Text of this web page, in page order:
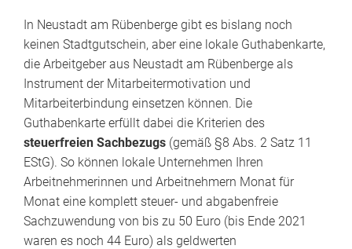
In Neustadt am Rübenberge gibt es bislang noch
keinen Stadtgutschein, aber eine lokale Guthabenkarte,
die Arbeitgeber aus Neustadt am Rübenberge als
Instrument der Mitarbeitermotivation und
Mitarbeiterbindung einsetzen können. Die
Guthabenkarte erfüllt dabei die Kriterien des
steuerfreien Sachbezugs (gemäß §8 Abs. 2 Satz 11
EStG). So können lokale Unternehmen Ihren
Arbeitnehmerinnen und Arbeitnehmern Monat für
Monat eine komplett steuer- und abgabenfreie
Sachzuwendung von bis zu 50 Euro (bis Ende 2021
waren es noch 44 Euro) als geldwerten